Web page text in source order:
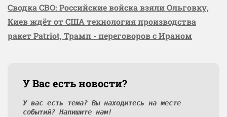
Сводка СВО: Российские войска взяли Ольговку,
Киев ждёт от США технология производства
ракет Patriot, Трамп - переговоров с Ираном
У Вас есть новости?
У вас есть тема? Вы находитесь на месте
событий? Напишите нам!